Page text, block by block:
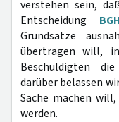
verstehen sein,
Entscheidung
Grundsätze
übertragen will,
Beschuldigten
darüber belassen
Sache machen
werden.